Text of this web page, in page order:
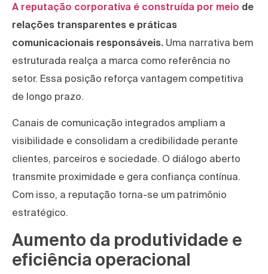
A reputação corporativa é construída por meio de
relações transparentes e práticas
comunicacionais responsáveis. Uma narrativa bem
estruturada realça a marca como referência no
setor. Essa posição reforça vantagem competitiva
de longo prazo.
Canais de comunicação integrados ampliam a
visibilidade e consolidam a credibilidade perante
clientes, parceiros e sociedade. O diálogo aberto
transmite proximidade e gera confiança contínua.
Com isso, a reputação torna-se um patrimônio
estratégico.
Aumento da produtividade e
eficiência operacional